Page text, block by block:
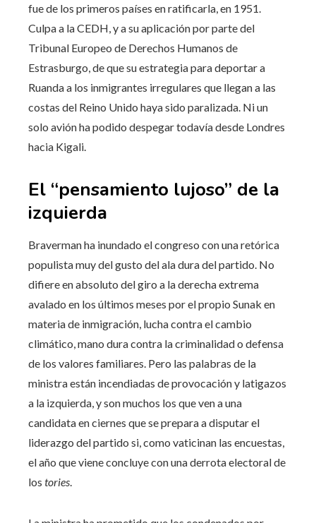
fue de los primeros países en ratificarla, en 1951.
Culpa a la CEDH, y a su aplicación por parte del
Tribunal Europeo de Derechos Humanos de
Estrasburgo, de que su estrategia para deportar a
Ruanda a los inmigrantes irregulares que llegan a las
costas del Reino Unido haya sido paralizada. Ni un
solo avión ha podido despegar todavía desde Londres
hacia Kigali.
El “pensamiento lujoso” de la
izquierda
Braverman ha inundado el congreso con una retórica
populista muy del gusto del ala dura del partido. No
difiere en absoluto del giro a la derecha extrema
avalado en los últimos meses por el propio Sunak en
materia de inmigración, lucha contra el cambio
climático, mano dura contra la criminalidad o defensa
de los valores familiares. Pero las palabras de la
ministra están incendiadas de provocación y latigazos
a la izquierda, y son muchos los que ven a una
candidata en ciernes que se prepara a disputar el
liderazgo del partido si, como vaticinan las encuestas,
el año que viene concluye con una derrota electoral de
los tories.